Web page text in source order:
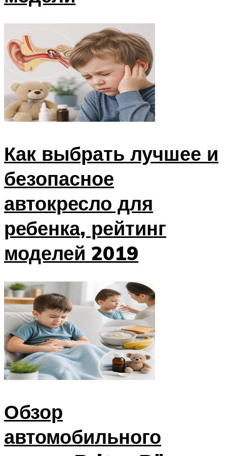
Как выбрать лучшее и
безопасное
автокресло для
ребенка, рейтинг
моделей 2019
Обзор
автомобильного